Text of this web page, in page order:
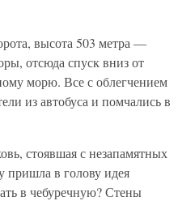
высота 503 метра —
отсюда спуск вниз от
морю. Все с облегчением
из автобуса и помчались в
стоявшая с незапамятных
пришла в голову идея
в чебуречную? Стены